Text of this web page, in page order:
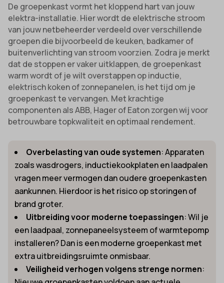
De groepenkast vormt het kloppend hart van jouw
elektra-installatie. Hier wordt de elektrische stroom
van jouw netbeheerder verdeeld over verschillende
groepen die bijvoorbeeld de keuken, badkamer of
buitenverlichting van stroom voorzien. Zodra je merkt
dat de stoppen er vaker uitklappen, de groepenkast
warm wordt of je wilt overstappen op inductie,
elektrisch koken of zonnepanelen, is het tijd om je
groepenkast te vervangen. Met krachtige
componenten als ABB, Hager of Eaton zorgen wij voor
betrouwbare topkwaliteit en optimaal rendement.
Overbelasting van oude systemen: Apparaten
zoals wasdrogers, inductiekookplaten en laadpalen
vragen meer vermogen dan oudere groepenkasten
aankunnen. Hierdoor is het risico op storingen of
brand groter.
Uitbreiding voor moderne toepassingen: Wil je
een laadpaal, zonnepaneelsysteem of warmtepomp
installeren? Dan is een moderne groepenkast met
extra uitbreidingsruimte onmisbaar.
Veiligheid verhogen volgens strenge normen: